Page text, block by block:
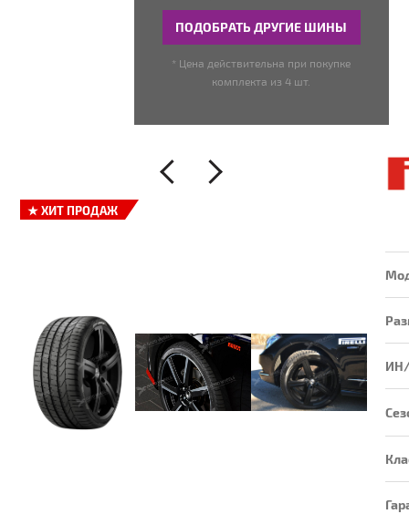
ПОДОБРАТЬ ДРУГИЕ ШИНЫ
* Цена действительна при покупке
комплекта из 4 шт.
★ХИТ ПРОДАЖ